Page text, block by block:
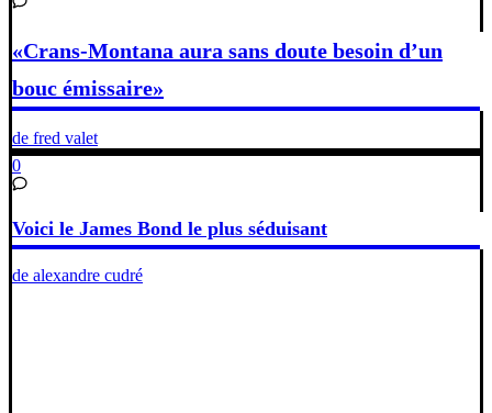
«Crans-Montana aura sans doute besoin d’un
bouc émissaire»
de fred valet
0
Voici le James Bond le plus séduisant
de alexandre cudré